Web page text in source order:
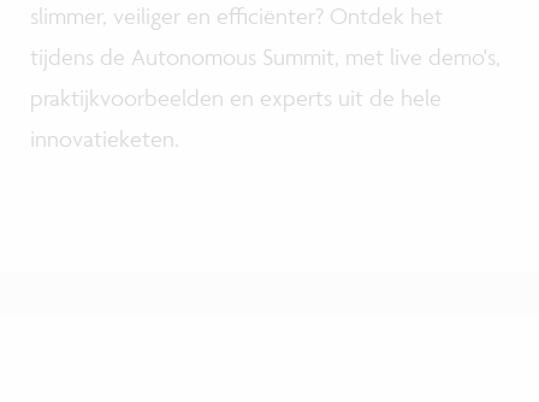
slimmer, veiliger en efficiënter? Ontdek het
tijdens de Autonomous Summit, met live demo's,
praktijkvoorbeelden en experts uit de hele
innovatieketen.